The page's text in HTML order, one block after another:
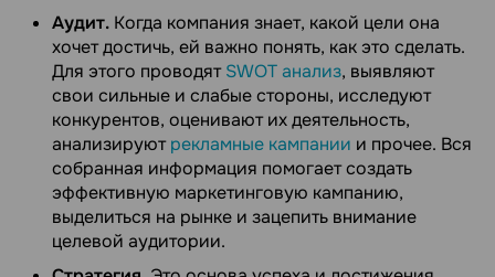
Аудит. Когда компания знает, какой цели она
хочет достичь, ей важно понять, как это сделать.
Для этого проводятSWOT анализ, выявляют
свои сильные и слабые стороны, исследуют
конкурентов, оценивают их деятельность,
анализируютрекламные кампании и прочее. Вся
собранная информация помогает создать
эффективную маркетинговую кампанию,
выделиться на рынке и зацепить внимание
целевой аудитории.